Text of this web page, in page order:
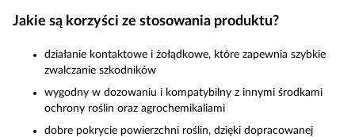
Jakie są korzyści ze stosowania produktu?
działanie kontaktowe i żołądkowe, które zapewnia szybkie
zwalczanie szkodników
wygodny w dozowaniu i kompatybilny z innymi środkami
ochrony roślin oraz agrochemikaliami
dobre pokrycie powierzchni roślin, dzięki dopracowanej